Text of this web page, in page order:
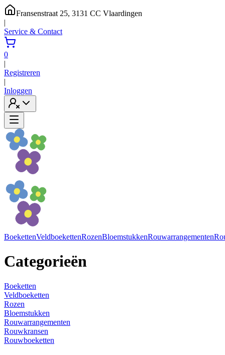
Fransenstraat 25, 3131 CC Vlaardingen
|
Service & Contact
0
|
Registreren
|
Inloggen
BoekettenVeldboekettenRozenBloemstukkenRouwarrangementen
Categorieën
Boeketten
Veldboeketten
Rozen
Bloemstukken
Rouwarrangementen
Rouwkransen
Rouwboeketten